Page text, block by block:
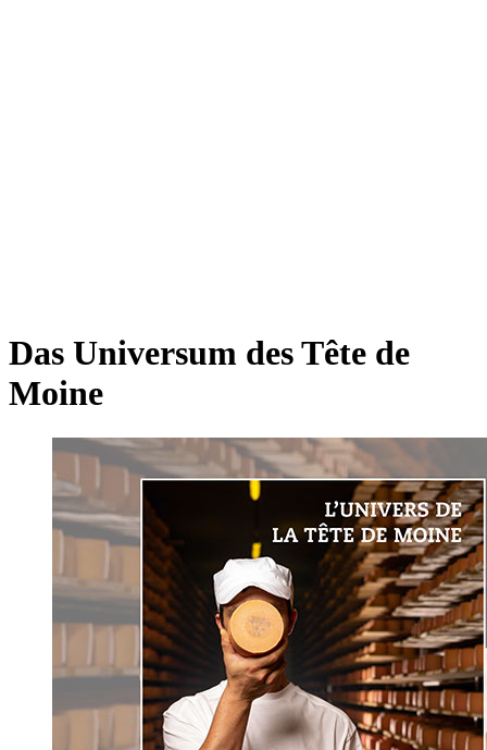
Das Universum des Tête de
Moine